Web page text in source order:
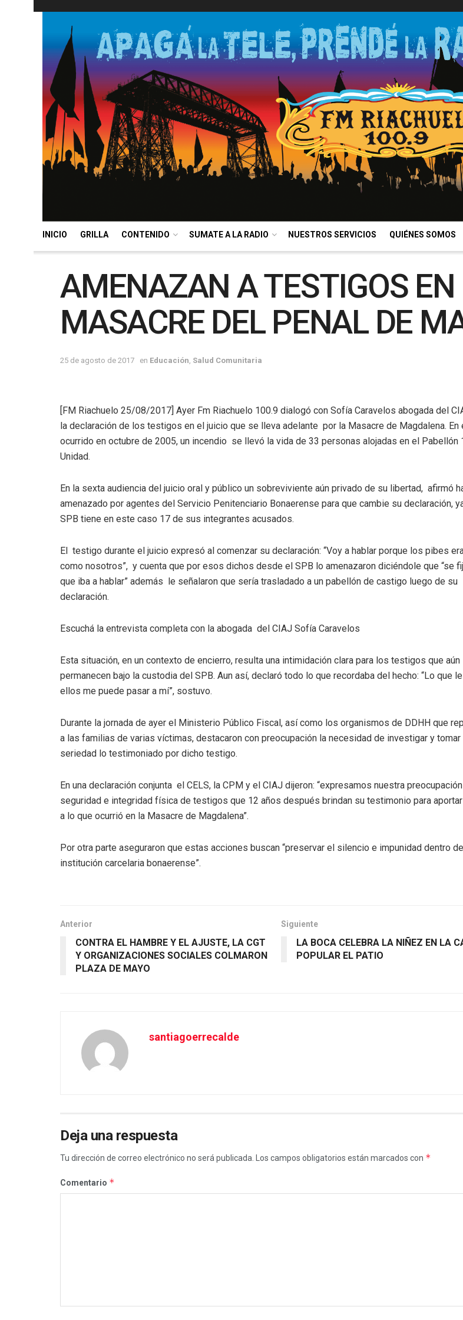
INICIO GRILLA CONTENIDO SUMATE A LA RADIO NUESTROS SERVICIOS QUIÉNES SOMOS
AMENAZAN A TESTIGOS
MASACRE DEL PENAL DE
25 de agosto de 2017 en Educación, Salud Comunitaria
[FM Riachuelo 25/08/2017] Ayer Fm Riachuelo 100.9 dialogó con Sofía Caravelos abogada del
la declaración de los testigos en el juicio que se lleva adelante por la Masacre de Magdalena. En
ocurrido en octubre de 2005, un incendio se llevó la vida de 33 personas alojadas en el Pabellón
Unidad.
En la sexta audiencia del juicio oral y público un sobreviviente aún privado de su libertad, afirmó
amenazado por agentes del Servicio Penitenciario Bonaerense para que cambie su declaración,
SPB tiene en este caso 17 de sus integrantes acusados.
El testigo durante el juicio expresó al comenzar su declaración: “Voy a hablar porque los pibes
como nosotros”, y cuenta que por esos dichos desde el SPB lo amenazaron diciéndole que “se
que iba a hablar” además le señalaron que sería trasladado a un pabellón de castigo luego de su
declaración.
Escuchá la entrevista completa con la abogada del CIAJ Sofía Caravelos
Esta situación, en un contexto de encierro, resulta una intimidación clara para los testigos que aún
permanecen bajo la custodia del SPB. Aun así, declaró todo lo que recordaba del hecho: “Lo que
ellos me puede pasar a mí”, sostuvo.
Durante la jornada de ayer el Ministerio Público Fiscal, así como los organismos de DDHH que
a las familias de varias víctimas, destacaron con preocupación la necesidad de investigar y tomar
seriedad lo testimoniado por dicho testigo.
En una declaración conjunta el CELS, la CPM y el CIAJ dijeron: “expresamos nuestra
seguridad e integridad física de testigos que 12 años después brindan su testimonio para
a lo que ocurrió en la Masacre de Magdalena”.
Por otra parte aseguraron que estas acciones buscan “preservar el silencio e impunidad dentro
institución carcelaria bonaerense”.
Anterior
CONTRA EL HAMBRE Y EL AJUSTE, LA CGT
Y ORGANIZACIONES SOCIALES COLMARON
PLAZA DE MAYO
Siguiente
LA BOCA CELEBRA LA NIÑEZ EN LA
POPULAR EL PATIO
santiagoerrecalde
Deja una respuesta
Tu dirección de correo electrónico no será publicada. Los campos obligatorios están marcados con *
Comentario *